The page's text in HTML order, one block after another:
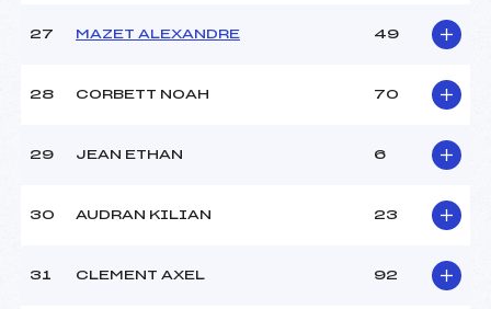
27 MAZET ALEXANDRE 49
28 CORBETT NOAH 70
29 JEAN ETHAN 6
30 AUDRAN KILIAN 23
31 CLEMENT AXEL 92